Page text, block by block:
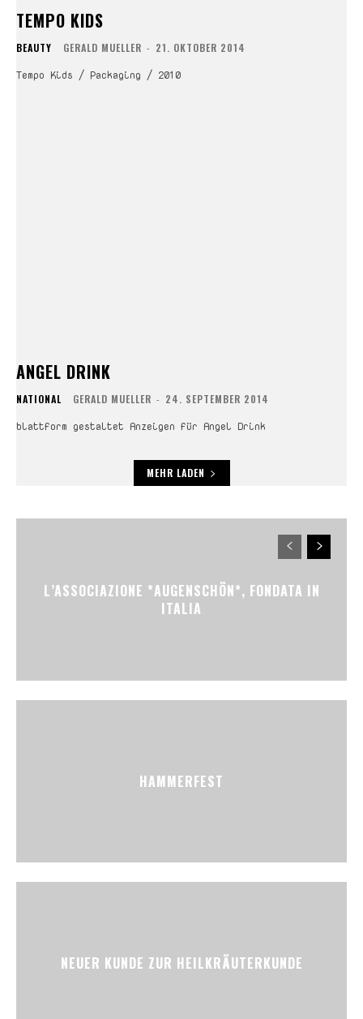
TEMPO KIDS
BEAUTY GERALD MUELLER - 21. OKTOBER 2014
Tempo Kids / Packaging / 2010
ANGEL DRINK
NATIONAL GERALD MUELLER - 24. SEPTEMBER 2014
blattform gestaltet Anzeigen für Angel Drink
MEHR LADEN
L’ASSOCIAZIONE *AUGENSCHÖN*, FONDATA IN
ITALIA
HAMMERFEST
NEUER KUNDE ZUR HEILKRÄUTERKUNDE